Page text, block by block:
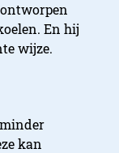
En hij
wijze.
kan